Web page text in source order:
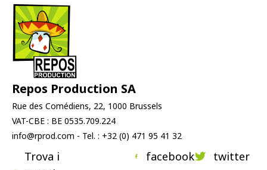
Repos Production SA
Rue des Comédiens, 22, 1000 Brussels
VAT-CBE : BE 0535.709.224
info@rprod.com - Tel. : +32 (0) 471 95 41 32
Trova i
facebook twitter